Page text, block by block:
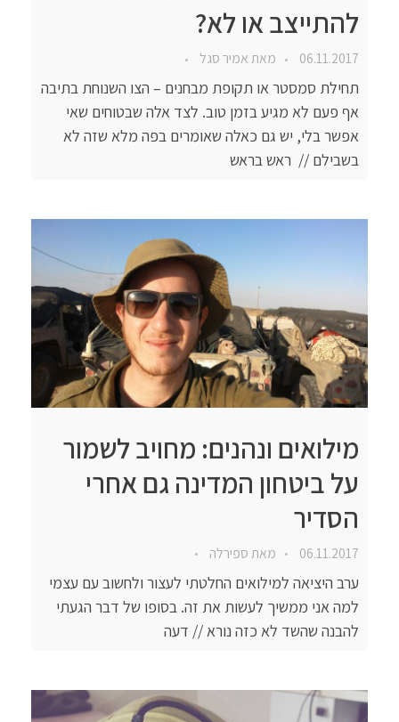
להתייצב או לא?
06.11.2017 מאתאמיר סגל
תחילת סמסטר או תקופת מבחנים – הצו השנוחת בתיבה
אף פעם לא מגיע בזמן טוב. לצד אלה שבטוחים שאי
אפשר בלי, יש גם כאלה שאומרים בפה מלא שזה לא
בשבילם // ראש בראש
מילואים ונהנים: מחויב לשמור
על ביטחון המדינה גם אחרי
הסדיר
06.11.2017 מאתספירלה
ערב היציאה למילואים החלטתי לעצור ולחשוב עם עצמי
למה אני ממשיך לעשות את זה. בסופו של דבר הגעתי
להבנה שהשד לא כזה נורא // דעה